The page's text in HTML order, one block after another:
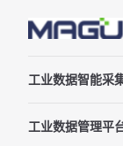
Skip to content
工业数据智能采
工业数据管理平